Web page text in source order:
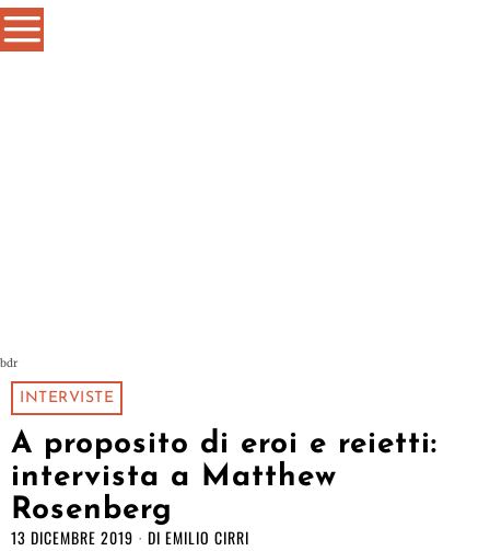
bdr
INTERVISTE
A proposito di eroi e reietti:
intervista a Matthew
Rosenberg
13 DICEMBRE 2019 DI EMILIO CIRRI